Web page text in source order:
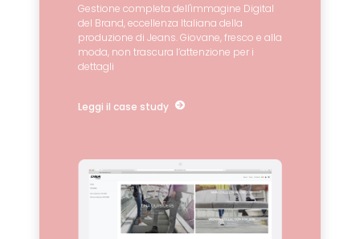
Gestione completa dell'immagine Digital
del Brand, eccellenza Italiana della
produzione di Jeans. Giovane, fresco e alla
moda, non trascura l’attenzione per i
dettagli
Leggi il case study